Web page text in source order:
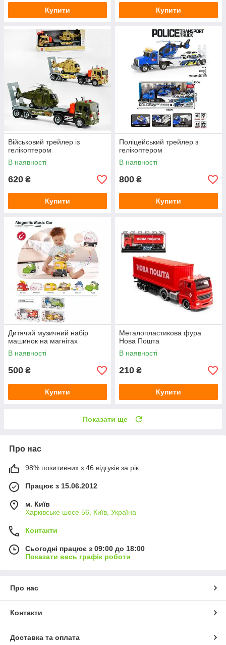
Купити Купити
Військовий трейлер із
гелікоптером
В наявності
620 ₴
Купити
Поліцейський трейлер з
гелікоптером
В наявності
800 ₴
Купити
Дитячий музичний набір
машинок на магнітах
В наявності
500 ₴
Купити
Металопластикова фура
Нова Пошта
В наявності
210 ₴
Купити
Показати ще
Про нас
98% позитивних з 46 відгуків за рік
Працює з 15.06.2012
м. Київ
Харківське шосе 56, Київ, Україна
Контакти
Сьогодні працює з 09:00 до 18:00
Показати весь графік роботи
Про нас
Контакти
Доставка та оплата